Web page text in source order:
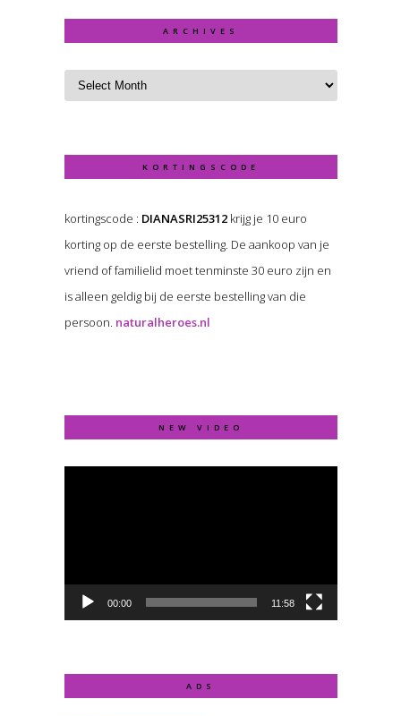
ARCHIVES
KORTINGSCODE
kortingscode : DIANASRI25312krijg je 10 euro
korting op de eerste bestelling. De aankoop van je
vriend of familielid moet tenminste 30 euro zijn en
is alleen geldig bij de eerste bestelling van die
persoon. naturalheroes.nl
NEW VIDEO
Video
00:00 11:58
ADS